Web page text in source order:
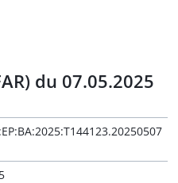
du 07.05.2025